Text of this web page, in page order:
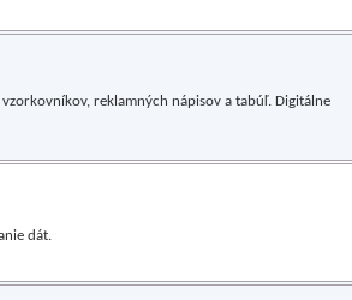
reklamných nápisov a tabúľ. Digitálne
dát.